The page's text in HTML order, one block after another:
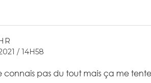
/ 14H58
connais pas du tout mais ça me